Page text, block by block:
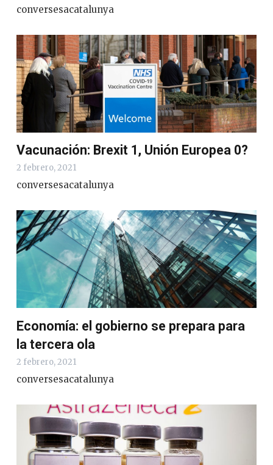
conversesacatalunya
Vacunación: Brexit 1, Unión Europea 0?
2 febrero, 2021
conversesacatalunya
Economía: el gobierno se prepara para
la tercera ola
2 febrero, 2021
conversesacatalunya